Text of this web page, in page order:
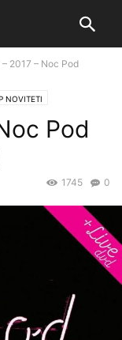
2017 – Noc Pod
NOVITETI
Pod
0
1745